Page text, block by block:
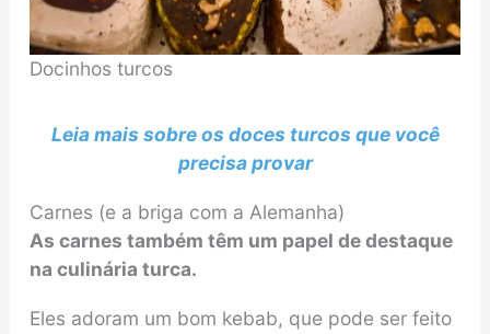
Docinhos turcos
Leia mais sobre os doces turcos que você
precisa provar
Carnes (e a briga com a Alemanha)
As carnes também têm um papel de destaque
na culinária turca.
Eles adoram um bom kebab, que pode ser feito